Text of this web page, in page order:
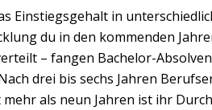
Einstiegsgehalt in
du in den kommenden
– fangen Bachelor-
drei bis sechs Jahren
als neun Jahren ist ihr